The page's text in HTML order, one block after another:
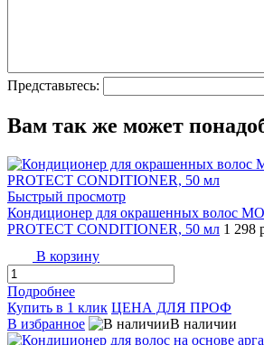
Представьтесь:
Вам так же может
Быстрый просмотр
Кондиционер для окрашенных волос
PROTECT CONDITIONER, 50 мл 1 298
В корзину
Подробнее
Купить в 1 клик ЦЕНА ДЛЯ ПРОФ
В избранное
В наличии